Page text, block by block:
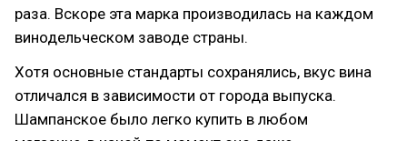
раза. Вскоре эта марка производилась на каждом
винодельческом заводе страны.
Хотя основные стандарты сохранялись, вкус вина
отличался в зависимости от города выпуска.
Шампанское было легко купить в любом